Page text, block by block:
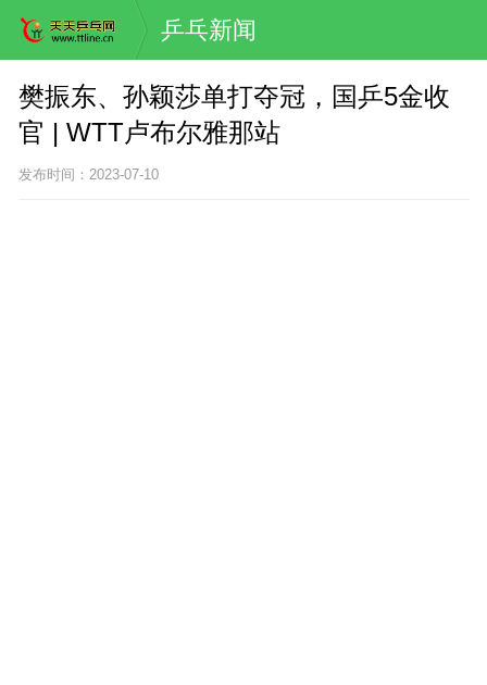
乒乓新闻
樊振东、孙颖莎单打夺冠，国乒5金收
官 | WTT卢布尔雅那站
发布时间：2023-07-10